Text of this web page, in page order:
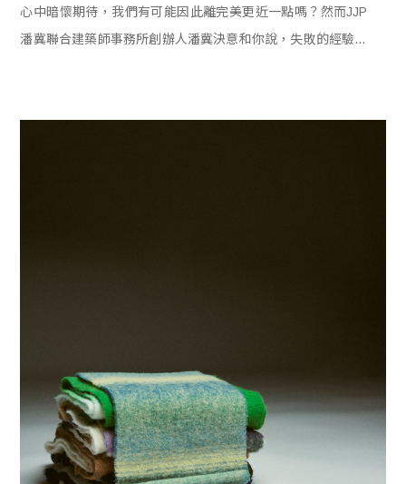
心中暗懷期待，我們有可能因此離完美更近一點嗎？然而JJP
潘冀聯合建築師事務所創辦人潘冀決意和你說，失敗的經驗也
得被看見；他反其道而行，淬鍊出失而不敗的經驗談，於是新